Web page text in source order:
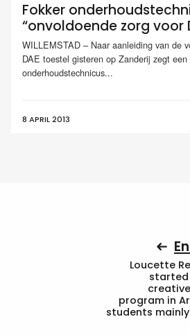
Fokker
“onvoldoende zorg voor
WILLEMSTAD – Naar aanleiding van de
DAE toestel gisteren op Zanderij zegt
onderhoudstechnicus...
8 APRIL 2013
Loucette
started
program in
students